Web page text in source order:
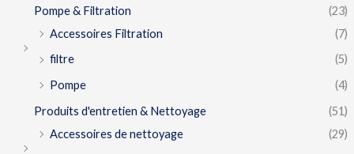
Pompe & Filtration
(23)
Accessoires Filtration
(7)
filtre
(5)
Pompe
(4)
Produits d'entretien & Nettoyage
(51)
Accessoires de nettoyage
(29)